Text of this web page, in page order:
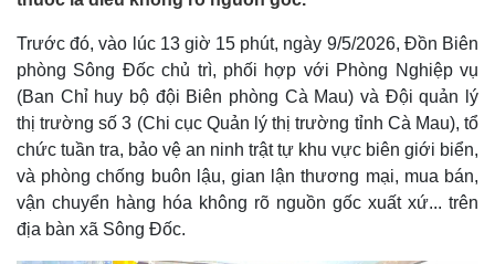
Trước đó, vào lúc 13 giờ 15 phút, ngày 9/5/2026, Đồn Biên
phòng Sông Đốc chủ trì, phối hợp với Phòng Nghiệp vụ
(Ban Chỉ huy bộ đội Biên phòng Cà Mau) và Đội quản lý
thị trường số 3 (Chi cục Quản lý thị trường tỉnh Cà Mau), tổ
chức tuần tra, bảo vệ an ninh trật tự khu vực biên giới biển,
và phòng chống buôn lậu, gian lận thương mại, mua bán,
vận chuyển hàng hóa không rõ nguồn gốc xuất xứ... trên
địa bàn xã Sông Đốc.